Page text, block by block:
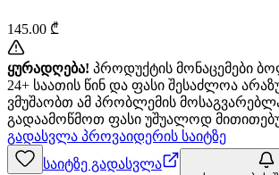
145.00 ₾
ყურადღება! პროდუქტის მონაცემები
24+ საათის წინ და ფასი შესაძლოა
ვმუშაობთ ამ პრობლემის
გადაამოწმოთ ფასი უშუალოდ
გადასვლა პროვაიდერის საიტზე
საიტზე გადასვლა